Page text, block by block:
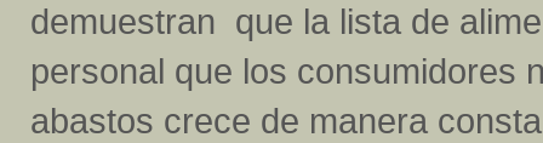
demuestran que la lista de
personal que los consumidores
abastos crece de manera